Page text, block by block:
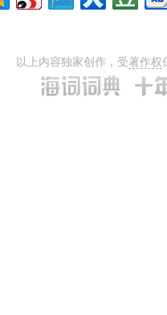
以上内容独家创作，受著作权